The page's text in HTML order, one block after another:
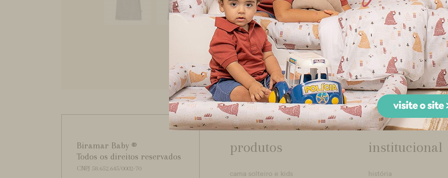
É proibida a reprodução total ou parcial de fotos, textos e catálogos, por qualquer meio, sem nossa
prévia autorização por escrito. Todos os direitos reservados
Imagens meramente ilustrativas
Biramar Baby ®
Todos os direitos reservados
CNPJ 58.652.645/0002-70
produtos
cama solteiro e kids
institucional
história